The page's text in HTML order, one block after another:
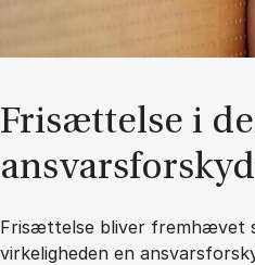
Fri­sæt­tel­se i
Frisættelse bliver fremhævet
virkeligheden en